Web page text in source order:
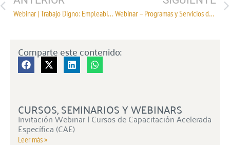
Webinar | Trabajo Digno: Empleabilidad para jóvenes y de Trabajadores por Cuenta Propia Webinar – Programas y Servicios de la Sección Comercial de la Embajada de Estados Unidos para empresas mexicanas
Comparte este contenido:
CURSOS, SEMINARIOS Y WEBINARS
Invitación Webinar | Cursos de Capacitación Acelerada
Específica (CAE)
Leer más »